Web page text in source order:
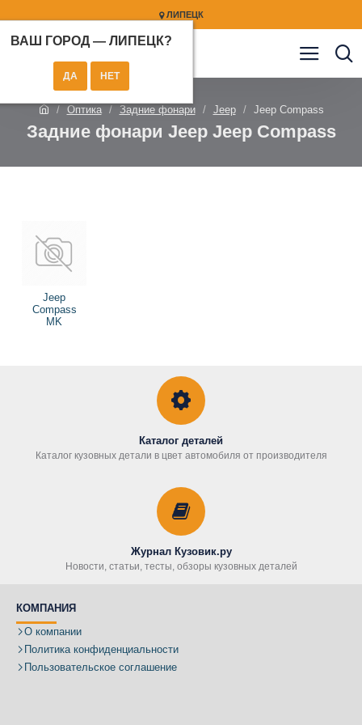
ЛИПЕЦК
ВАШ ГОРОД — ЛИПЕЦК?
Оптика Задние фонари Jeep Jeep Compass
Задние фонари Jeep Jeep Compass
Jeep
Compass
MK
Каталог деталей
Каталог кузовных детали в цвет автомобиля от производителя
Журнал Кузовик.ру
Новости, статьи, тесты, обзоры кузовных деталей
КОМПАНИЯ
О компании
Политика конфиденциальности
Пользовательское соглашение